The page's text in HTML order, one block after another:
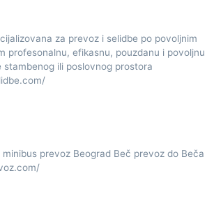
za prevoz i selidbe po povoljnim
profesonalnu, efikasnu, pouzdanu i povoljnu
stambenog ili poslovnog prostora
prevoz Beograd Beč prevoz do Beča